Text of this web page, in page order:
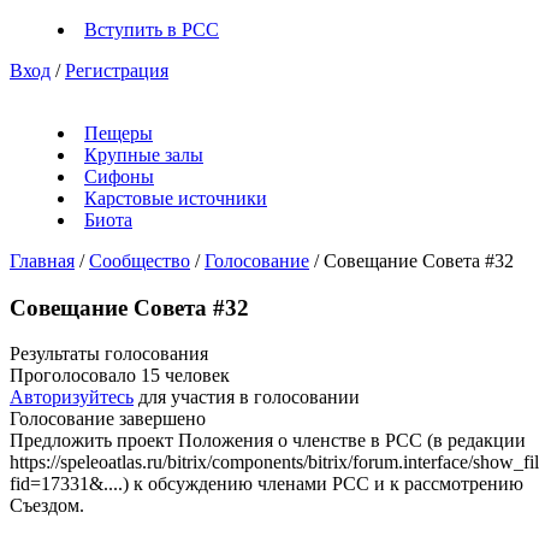
Вступить в РСС
Вход / Регистрация
Пещеры
Крупные залы
Сифоны
Карстовые источники
Биота
Главная / Сообщество / Голосование / Совещание Совета #32
Совещание Совета #32
Результаты голосования
Проголосовало 15 человек
Авторизуйтесь для участия в голосовании
Голосование завершено
Предложить проект Положения о членстве в РСС (в редакции
https://speleoatlas.ru/bitrix/components/bitrix/forum.interface/
fid=17331&....) к обсуждению членами РСС и к рассмотрению
Съездом.